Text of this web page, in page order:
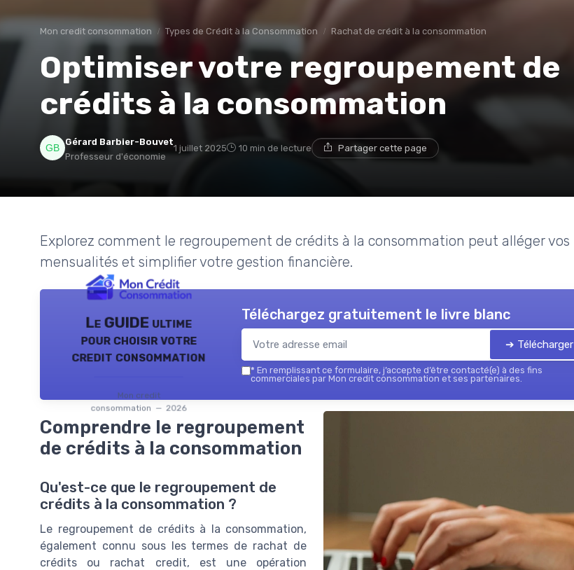
Mon credit consommation Types de Crédit à la Consommation Rachat de crédit à la consommation
Optimiser votre regroupement de
crédits à la consommation
Gérard Barbier-Bouvet
Professeur d'économie
1 juillet 2025 10 min de lecture Partager cette page
Explorez comment le regroupement de crédits à la consommation peut alléger vos
mensualités et simplifier votre gestion financière.
Le GUIDE ultime
pour choisir votre
credit consommation
Mon credit
consommation — 2026
Téléchargez gratuitement le livre blanc
➔ Télécharger
* En remplissant ce formulaire, j’accepte d’être contacté(e) à des fins
commerciales par Mon credit consommation et ses partenaires.
Comprendre le regroupement
de crédits à la consommation
Qu'est-ce que le regroupement de
crédits à la consommation ?
Le regroupement de crédits à la consommation,
également connu sous les termes de rachat de
crédits ou rachat credit, est une opération